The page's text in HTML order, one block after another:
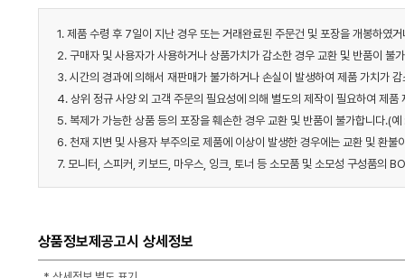
1. 제품 수령 후 7일이 지난 경우 또는 거래완료된 주문건 및 포장을 개봉하였
2. 구매자 및 사용자가 사용하거나 상품가치가 감소한 경우 교환 및 반품이
3. 시간의 경과에 의해서 재판매가 불가하거나 손실이 발생하여 제품 가치가
4. 상위 정규 사양 외 고객 주문의 필요성에 의해 별도의 제작이 필요하여 제
5. 복제가 가능한 상품 등의 포장을 훼손한 경우 교환 및 반품이 불가합니다.(
6. 천재 지변 및 사용자 부주의로 제품에 이상이 발생한 경우에는 교환 및 환불
7. 모니터, 스피커, 키보드, 마우스, 잉크, 토너 등 소모품 및 소모성 구성품의
상품정보제공고시 상세정보